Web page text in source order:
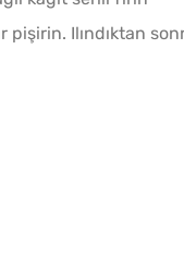
pişirin. Ilındıktan